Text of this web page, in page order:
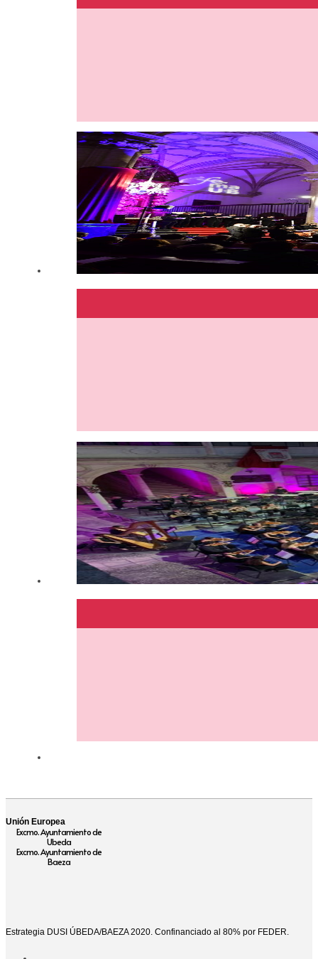
Unión Europea
Excmo. Ayuntamiento de
Ubeda
Excmo. Ayuntamiento de
Baeza
Estrategia DUSI ÚBEDA/BAEZA 2020. Confinanciado al 80% por FEDER.